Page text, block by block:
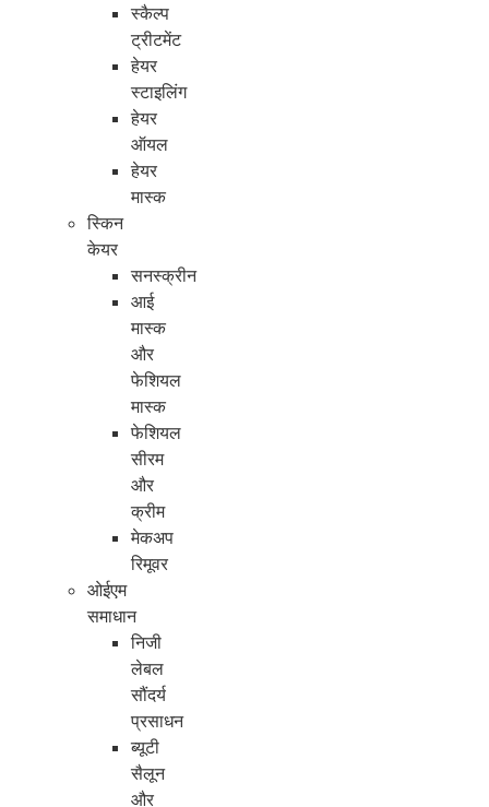
स्कैल्प
ट्रीटमेंट
हेयर
स्टाइलिंग
हेयर
ऑयल
हेयर
मास्क
स्किन
केयर
सनस्क्रीन
आई
मास्क
और
फेशियल
मास्क
फेशियल
सीरम
और
क्रीम
मेकअप
रिमूवर
ओईएम
समाधान
निजी
लेबल
सौंदर्य
प्रसाधन
ब्यूटी
सैलून
और